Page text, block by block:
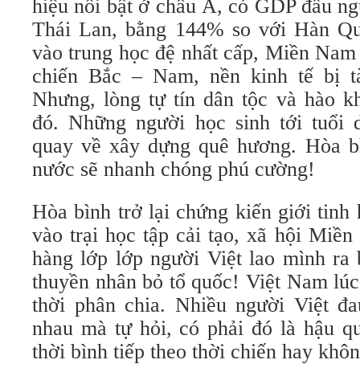
hiệu nổi bật ở châu Á, có GDP đầu
Thái Lan, bằng 144% so với Hàn
vào trung học đệ nhất cấp, Miền
chiến Bắc – Nam, nền kinh tế bị
Nhưng, lòng tự tín dân tộc và hào
đó. Những người học sinh tới tuổi
quay về xây dựng quê hương. Hòa
nước sẽ nhanh chóng phú cường!
Hòa bình trở lại chứng kiến giới tinh
vào trại học tập cải tạo, xã hội Miền
hàng lớp lớp người Việt lao mình ra
thuyền nhân bỏ tổ quốc! Việt Nam
thời phân chia. Nhiều người Việt
nhau mà tự hỏi, có phải đó là hậu
thời bình tiếp theo thời chiến hay